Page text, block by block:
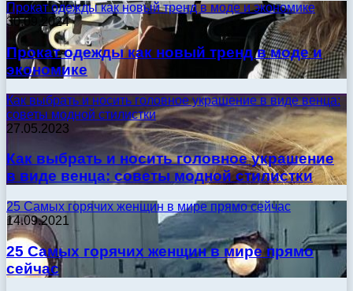
Прокат одежды как новый тренд в моде и экономике
30.09.2024
Прокат одежды как новый тренд в моде и
экономике
Как выбрать и носить головное украшение в виде венца:
советы модной стилистки
27.05.2023
Как выбрать и носить головное украшение
в виде венца: советы модной стилистки
25 Самых горячих женщин в мире прямо сейчас
14.09.2021
25 Самых горячих женщин в мире прямо
сейчас